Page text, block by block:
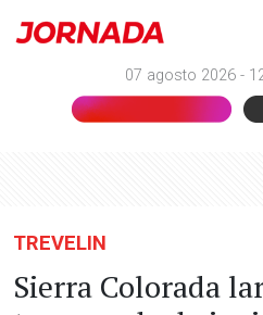
07 agosto 2026 -
TREVELIN
Sierra Colorada